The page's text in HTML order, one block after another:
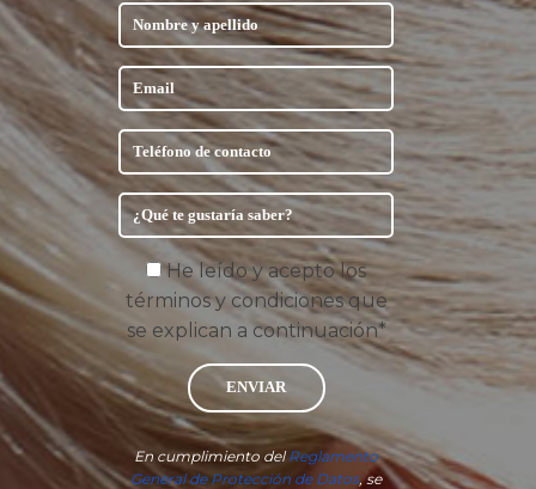
He leído y acepto los
términos y condiciones que
se explican a continuación*
ENVIAR
En cumplimiento delReglamento
General de Protección de Datos, se